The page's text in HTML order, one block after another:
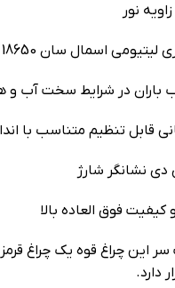
نور
آب باران در شرایط سخت آب و
قابل تنظیم متناسب با
دی نشانگر شارژ
فوق العاده بالا
دارد.